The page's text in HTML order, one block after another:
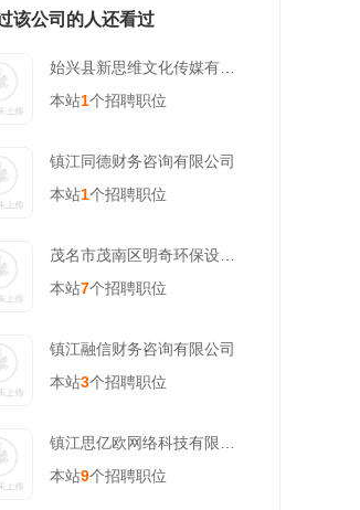
该公司的人还看过
本站1个招聘职位
镇江同德财务咨询有限公司
本站1个招聘职位
本站7个招聘职位
镇江融信财务咨询有限公司
本站3个招聘职位
本站9个招聘职位